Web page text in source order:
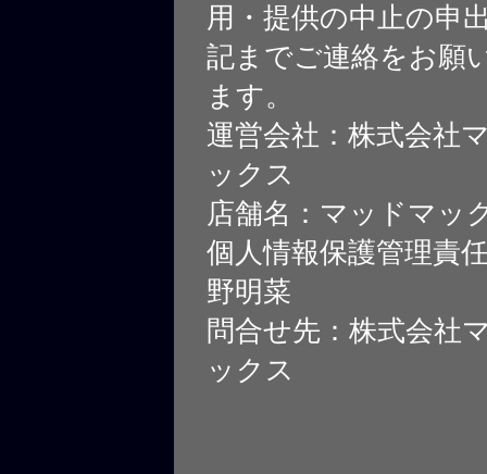
用・提供の中止の申
記までご連絡をお願
ます。
運営会社：株式会社
ックス
店舗名：マッドマッ
個人情報保護管理責
野明菜
問合せ先：株式会社
ックス